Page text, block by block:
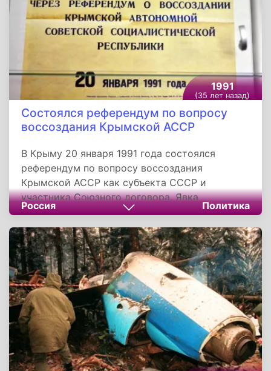
Азербайджано-Иранской границе.
1991
(35 лет назад)
Состоялся референдум по вопросу
воссоздания Крымской АССР
В Крыму 20 января 1991 года состоялся
референдум по вопросу воссоздания
Крымской АССР как субъекта СССР и
участника Союзного договора. Явка
превысила 81%, за восстановление Крымской
АССР проголосовало 93%. Это
предопределило статус Крыма в составе
Украины, куда Республика тогда входила, а
сама дата была учреждена как День
Республики Крым, который в настоящее
время является в Республике праздничным
днем.
Россия Политика